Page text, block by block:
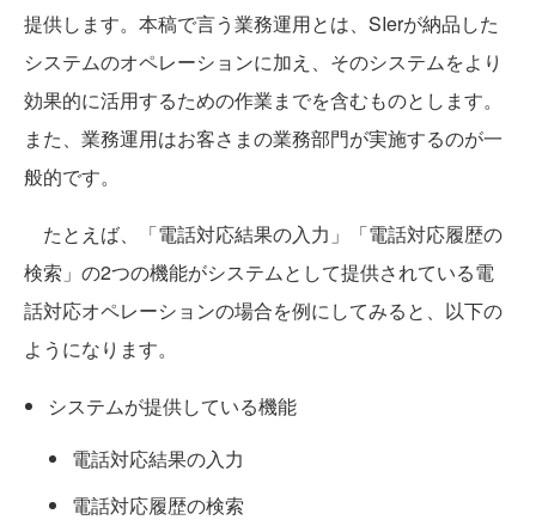
提供します。本稿で言う業務運用とは、SIerが納品した
システムのオペレーションに加え、そのシステムをより
効果的に活用するための作業までを含むものとします。
また、業務運用はお客さまの業務部門が実施するのが一
般的です。
たとえば、「電話対応結果の入力」「電話対応履歴の
検索」の2つの機能がシステムとして提供されている電
話対応オペレーションの場合を例にしてみると、以下の
ようになります。
システムが提供している機能
電話対応結果の入力
電話対応履歴の検索